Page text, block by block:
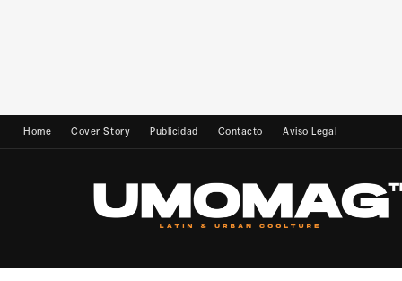
Home Cover Story Publicidad Contacto Aviso Legal